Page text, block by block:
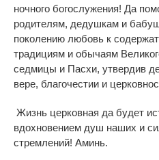
ночного богослужения! Да
родителям, дедушкам и
поколению любовь к
традициям и обычаям
седмицы и Пасхи, утвердив
вере, благочестии и
Жизнь церковная да будет
вдохновением душ наших и
стремлений! Аминь.